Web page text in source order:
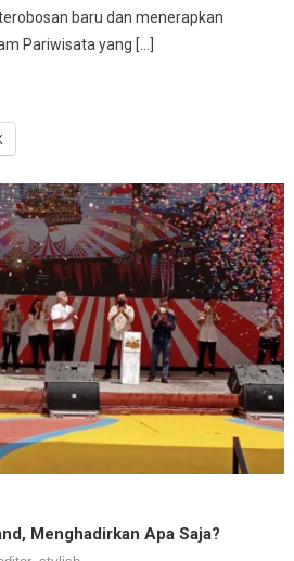
baru dan menerapkan
Pariwisata yang […]
Menghadirkan Apa Saja?